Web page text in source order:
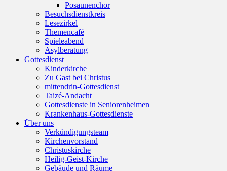
Posaunenchor
Besuchsdienstkreis
Lesezirkel
Themencafé
Spieleabend
Asylberatung
Gottesdienst
Kinderkirche
Zu Gast bei Christus
mittendrin-Gottesdienst
Taizé-Andacht
Gottesdienste in Seniorenheimen
Krankenhaus-Gottesdienste
Über uns
Verkündigungsteam
Kirchenvorstand
Christuskirche
Heilig-Geist-Kirche
Gebäude und Räume